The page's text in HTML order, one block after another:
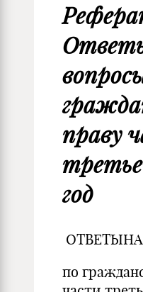
праву
год
по